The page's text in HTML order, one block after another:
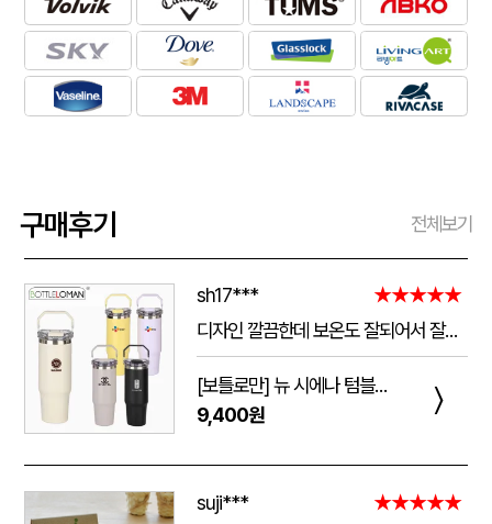
구매후기 전체보기
sh17***
★★★★★
디자인 깔끔한데 보온도 잘되어서 잘쓰고 있습니다 선물용으로 좋네요 하단에 실리콘 밀림방지 없는건 좀 아쉽네요
[보틀로만] 뉴 시에나 텀블러 900ml
9,400원
〉
suji***
★★★★★